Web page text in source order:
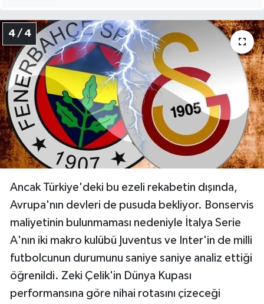
4 / 4
Ancak Türkiye'deki bu ezeli rekabetin dışında,
Avrupa'nın devleri de pusuda bekliyor. Bonservis
maliyetinin bulunmaması nedeniyle İtalya Serie
A'nın iki makro kulübü Juventus ve Inter'in de milli
futbolcunun durumunu saniye saniye analiz ettiği
öğrenildi. Zeki Çelik'in Dünya Kupası
performansına göre nihai rotasını çizeceği